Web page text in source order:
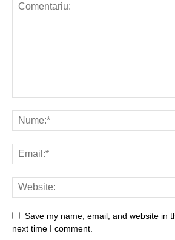
Save my name, email, and website in
next time I comment.